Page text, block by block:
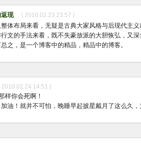
现 ( 2010.02.23 23:57 )
体布局来看，无疑是古典大家风格与后现代主
文的手法来看，既不失豪放派的大胆恢弘，又
之，是一个博客中的精品，精品中的博客。
14:51 )
样你会死啊！
油！就并不可怕，晚睡早起披星戴月了这么久